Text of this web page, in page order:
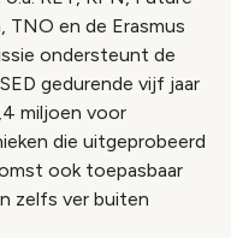
TNO en de Erasmus
ondersteunt de
gedurende vijf jaar
miljoen voor
die uitgeprobeerd
ook toepasbaar
zelfs ver buiten